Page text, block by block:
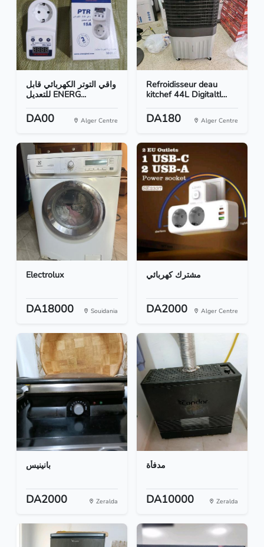
واقي التوتر الكهربائي قابل
للتعديل ENERG...
DA00 Alger Centre
Refroidisseur deau
kitchef 44L Digitaltl...
DA180 Alger Centre
Electrolux
DA18000 Souidania
مشترك كهربائي
DA2000 Alger Centre
بانينيس
DA2000 Zeralda
مدفأة
DA10000 Zeralda